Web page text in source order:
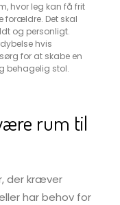
hvor leg kan få frit
forældre. Det skal
og personligt.
hvis
for at skabe en
behagelig stol.
rum til
der kræver
har behov for